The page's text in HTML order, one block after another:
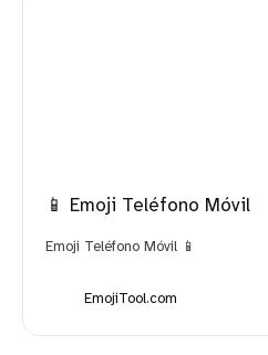
📱 Emoji Teléfono Móvil
Emoji Teléfono Móvil 📱
EmojiTool.com